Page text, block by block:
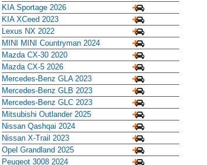
KIA Sportage 2022
KIA Sportage 2026
KIA XCeed 2023
Lexus NX 2022
MINI MINI Countryman 2024
Mazda CX-30 2020
Mazda CX-5 2026
Mercedes-Benz GLA 2023
Mercedes-Benz GLB 2023
Mercedes-Benz GLC 2023
Mitsubishi Outlander 2025
Nissan Qashqai 2024
Nissan X-Trail 2023
Opel Grandland 2025